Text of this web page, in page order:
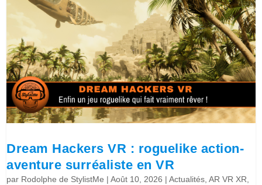
Dream Hackers VR : roguelike action-
aventure surréaliste en VR
par Rodolphe de StylistMe |Août 10, 2026 |Actualités,AR VR XR,